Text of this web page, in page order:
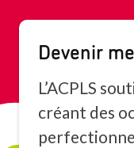
Devenir
L’ACPLS
créant des